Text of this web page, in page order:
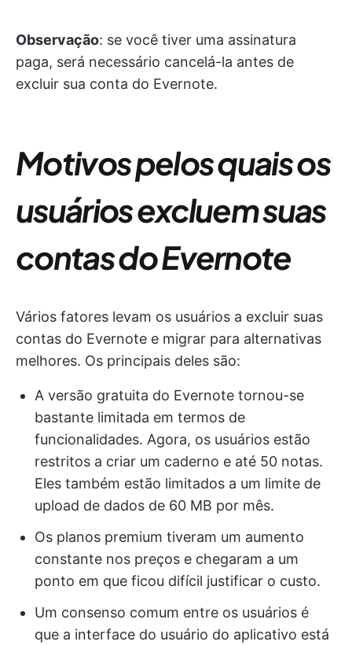
Observação: se você tiver uma assinatura
paga, será necessário cancelá-la antes de
excluir sua conta do Evernote.
Motivos pelos quais os
usuários excluem suas
contas do Evernote
Vários fatores levam os usuários a excluir suas
contas do Evernote e migrar para alternativas
melhores. Os principais deles são:
A versão gratuita do Evernote tornou-se
bastante limitada em termos de
funcionalidades. Agora, os usuários estão
restritos a criar um caderno e até 50 notas.
Eles também estão limitados a um limite de
upload de dados de 60 MB por mês.
Os planos premium tiveram um aumento
constante nos preços e chegaram a um
ponto em que ficou difícil justificar o custo.
Um consenso comum entre os usuários é
que a interface do usuário do aplicativo está